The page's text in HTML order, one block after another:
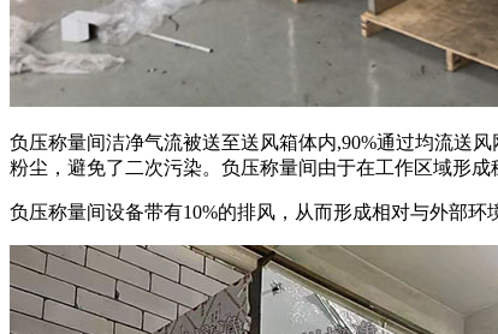
负压称量间洁净气流被送至送风箱体内,90%通过均流送
粉尘，避免了二次污染。负压称量间由于在工作区域形
负压称量间设备带有10%的排风，从而形成相对与外部